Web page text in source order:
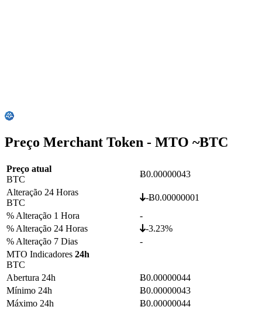
Preço Merchant Token - MTO ~BTC
Preço atual
BTC
Ƀ0.00000043
Alteração 24 Horas
BTC
-Ƀ0.00000001
% Alteração 1 Hora
-
% Alteração 24 Horas
-3.23%
% Alteração 7 Dias
-
MTO Indicadores 24h
BTC
Abertura 24h
Ƀ0.00000044
Mínimo 24h
Ƀ0.00000043
Máximo 24h
Ƀ0.00000044